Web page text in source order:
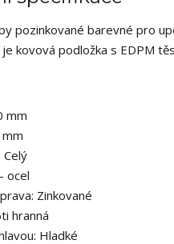
pozinkované barevné pro
kovová podložka s EDPM
mm
Celý
ocel
Zinkované
hranná
Hladké